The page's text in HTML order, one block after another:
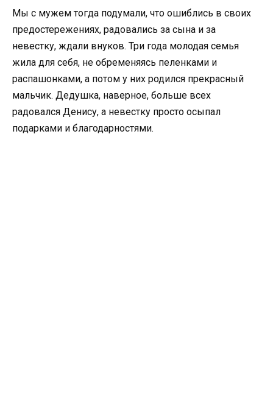
Мы с мужем тогда подумали, что ошиблись в своих
предостережениях, радовались за сына и за
невестку, ждали внуков. Три года молодая семья
жила для себя, не обременяясь пеленками и
распашонками, а потом у них родился прекрасный
мальчик. Дедушка, наверное, больше всех
радовался Денису, а невестку просто осыпал
подарками и благодарностями.